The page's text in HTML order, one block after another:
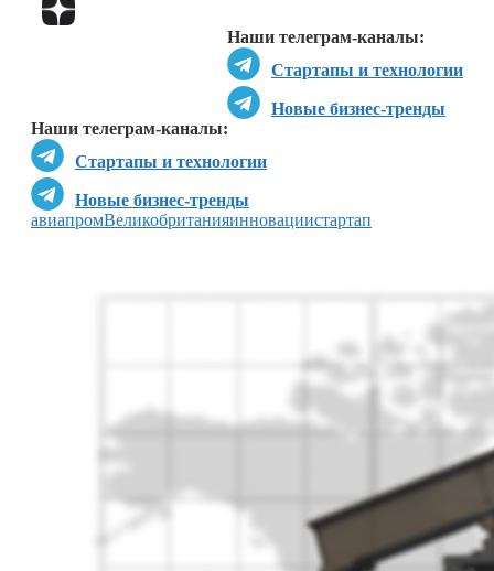
Наши телеграм-каналы:
Стартапы и технологии
Новые бизнес-тренды
Наши телеграм-каналы:
Стартапы и технологии
Новые бизнес-тренды
авиапромВеликобританияинновациистартап